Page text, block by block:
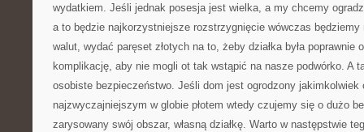
wydatkiem. Jeśli jednak posesja jest wielka, a my chcemy
a to będzie najkorzystniejsze rozstrzygnięcie wówczas
walut, wydać paręset złotych na to, żeby działka była poprawnie
komplikację, aby nie mogli ot tak wstąpić na nasze podwórko. A
osobiste bezpieczeństwo. Jeśli dom jest ogrodzony jakimkolwiek
najzwyczajniejszym w globie płotem wtedy czujemy się o dużo
zarysowany swój obszar, własną działkę. Warto w następstwie